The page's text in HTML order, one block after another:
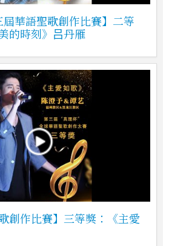
華語聖歌創作比賽】二等
的時刻》吕丹雁
創作比賽】三等獎：《主愛